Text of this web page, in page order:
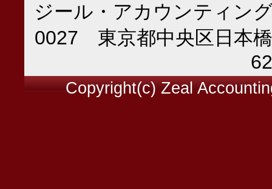
ジール・アカウンティン
0027 東京都中央区日本
Copyright(c) Zeal